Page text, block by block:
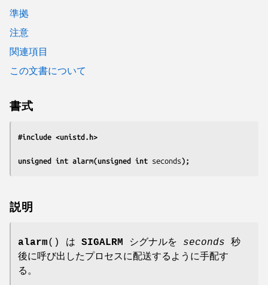
準拠
注意
関連項目
この文書について
書式
#include <unistd.h>
unsigned int alarm(unsigned int seconds);
説明
alarm() は SIGALRM シグナルを seconds 秒
後に呼び出したプロセスに配送するように手配す
る。